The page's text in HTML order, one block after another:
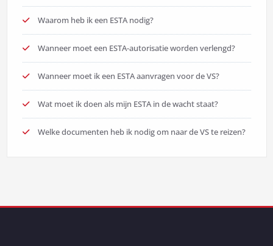
Waarom heb ik een ESTA nodig?
Wanneer moet een ESTA-autorisatie worden verlengd?
Wanneer moet ik een ESTA aanvragen voor de VS?
Wat moet ik doen als mijn ESTA in de wacht staat?
Welke documenten heb ik nodig om naar de VS te reizen?